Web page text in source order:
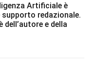
Artificiale è
redazionale.
e della